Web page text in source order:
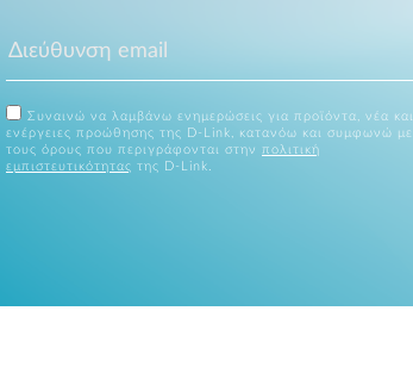
Συναινώ να λαμβάνω ενημερώσεις για προϊόντα, νέα και
ενέργειες προώθησης της D-Link, κατανόω και συμφωνώ με
τους όρους που περιγράφονται στην πολιτική
εμπιστευτικότητας της D-Link.